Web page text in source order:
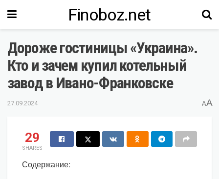
Finoboz.net
Дороже гостиницы «Украина».
Кто и зачем купил котельный
завод в Ивано-Франковске
27.09.2024 AA
29
SHARES
Содержание: